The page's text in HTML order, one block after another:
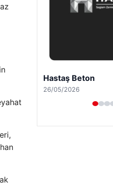
Prenses Night Club
29/04/2026